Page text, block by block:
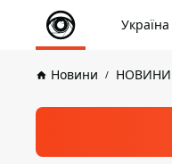
Україна
Новини НОВИНИ